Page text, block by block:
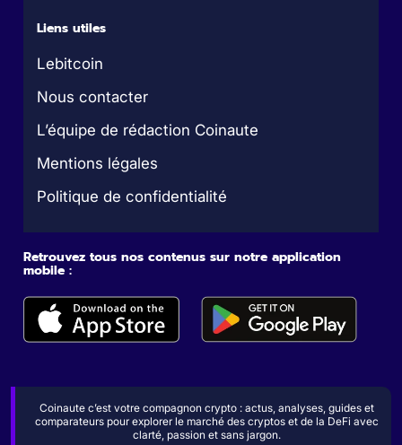
Liens utiles
Lebitcoin
Nous contacter
L’équipe de rédaction Coinaute
Mentions légales
Politique de confidentialité
Retrouvez tous nos contenus sur notre application
mobile :
Coinaute c’est votre compagnon crypto : actus, analyses, guides et
comparateurs pour explorer le marché des cryptos et de la DeFi avec
clarté, passion et sans jargon.